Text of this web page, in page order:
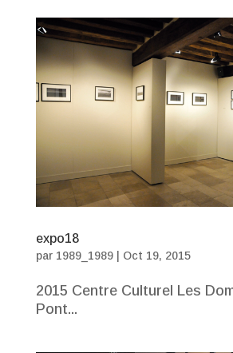
expo18
par 1989_1989| Oct 19, 2015
2015 Centre Culturel Les
Pont...